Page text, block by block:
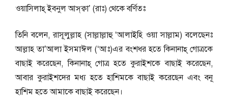
ওয়াসিলাহ্‌ ইবনুল আস্‌ক্বা’ (রাঃ) থেকে বর্ণিতঃ
তিনি বলেন, রাসূলুল্লাহ (সাল্লাল্লাহু ‘আলাইহি ওয়া সাল্লাম) বলেছেনঃ
আল্লাহ তা’আলা ইসমাঈল (‘আঃ)এর বংশধর হতে কিনানাহ্‌ গোত্রকে
বাছাই করেছেন, কিনানাহ্‌ গোত্র হতে কুরাইশকে বাছাই করেছেন,
আবার কুরাইশদের মধ্য হতে হাশিমকে বাছাই করেছেন এবং বনূ
হাশিম হতে আমাকে বাছাই করেছেন।